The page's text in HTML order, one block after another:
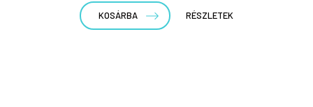
KOSÁRBA RÉSZLETEK